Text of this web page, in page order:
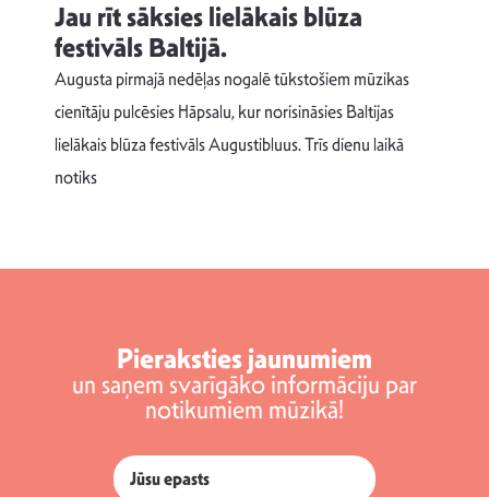
Jau rīt sāksies lielākais blūza
festivāls Baltijā.
Augusta pirmajā nedēļas nogalē tūkstošiem mūzikas
cienītāju pulcēsies Hāpsalu, kur norisināsies Baltijas
lielākais blūza festivāls Augustibluus. Trīs dienu laikā
notiks
Pieraksties jaunumiem
un saņem svarīgāko informāciju par
notikumiem mūzikā!